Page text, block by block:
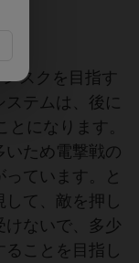
スクを目指す
テムは、後に
になります。
いため電撃戦の
ています。と
て、敵を押し
けないで、多少
ことを目指し